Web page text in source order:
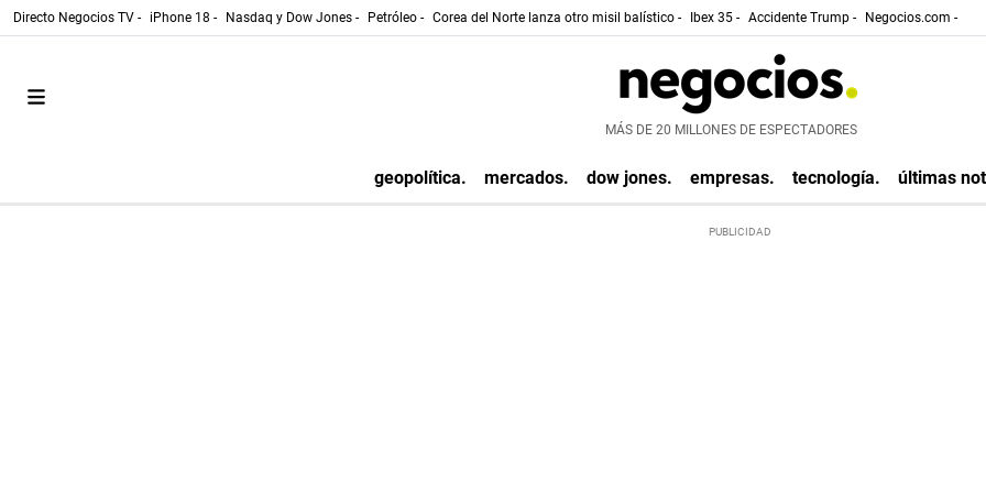
Directo Negocios TV - iPhone 18 - Nasdaq y Dow Jones - Petróleo - Corea del Norte lanza otro misil balístico - Ibex 35 - Accidente Trump - Negocios.com -
MÁS DE 20 MILLONES DE ESPECTADORES
geopolítica. mercados. dow jones. empresas. tecnología. últimas